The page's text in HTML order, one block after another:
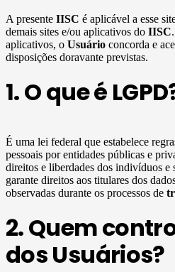
A presente IISC é aplicável a esse
demais sites e/ou aplicativos do IISC
aplicativos, o Usuário concorda e
disposições doravante previstas.
1. O que é
É uma lei federal que estabelece
pessoais por entidades públicas e
direitos e liberdades dos indivíduos
garante direitos aos titulares dos
observadas durante os processos de
2. Quem
dos Usuários?